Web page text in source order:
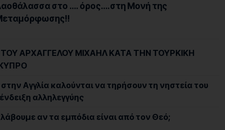
στο …. όρος….στη Μονή της
ΑΡΧΑΓΓΕΛΟΥ ΜΙΧΑΗΛ ΚΑΤΑ ΤΗΝ ΤΟΥΡΚΙΚΗ
Αγγλία καλούνται να τηρήσουν τη νηστεία του
αλληλεγγύης
αν τα εμπόδια είναι από τον Θεό;